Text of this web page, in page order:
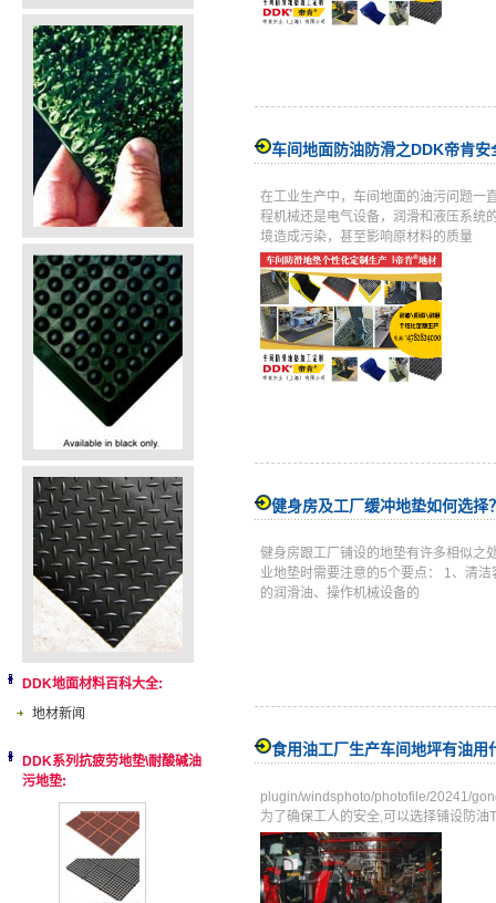
DDK地面材料百科大全:
地材新闻
DDK系列抗疲劳地垫\耐酸碱油
污地垫:
车间地面防油防滑之DDK帝肯安
在工业生产中，车间地面的油污问题一
程机械还是电气设备，润滑和液压系统
境造成污染，甚至影响原材料的质量
健身房及工厂缓冲地垫如何选择
健身房跟工厂铺设的地垫有许多相似之
业地垫时需要注意的5个要点： 1、清
的润滑油、操作机械设备的
食用油工厂生产车间地坪有油用
plugin/windsphoto/photofile/20241/
为了确保工人的安全,可以选择铺设防油